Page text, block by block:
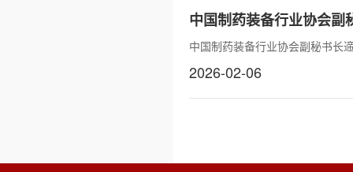
中国制药装备行业协会副
中国制药装备行业协会副秘书长
2026-02-06